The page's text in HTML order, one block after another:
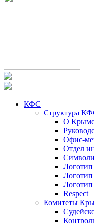
КФС
Структура
О
Офис-
Отдел
Respect
Комитеты